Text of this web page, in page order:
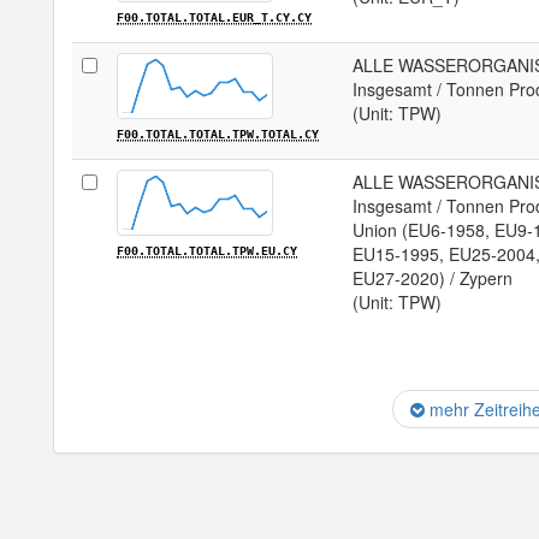
F00.TOTAL.TOTAL.EUR_T.CY.CY
F00.TOTAL.TOTAL.TPW.TOTAL.CY
ALLE
Insgesamt / Tonnen
(Unit: TPW)
F00.TOTAL.TOTAL.TPW.EU.CY
ALLE
Insgesamt / Tonnen
Union (EU6-1958,
EU15-1995, EU25-
EU27-2020) / Zypern
(Unit: TPW)
mehr